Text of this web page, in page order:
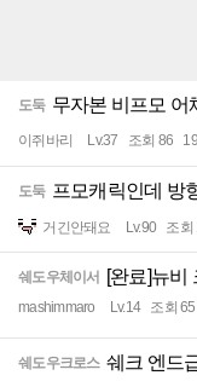
도둑 무자본 비프모 어
이쥐바리 Lv.37 조회 86
도둑 프모캐릭인데 방
거긴안돼요 Lv.90 조회
쉐도우체이서 [완료]뉴비
mashimmaro Lv.14 조회 65
쉐도우크로스 쉐크 엔드